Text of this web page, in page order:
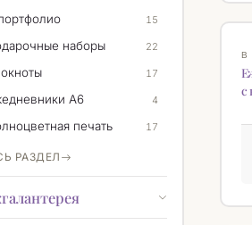
15
наборы 22
17
А6 4
печать 17
РАЗДЕЛ
В
с